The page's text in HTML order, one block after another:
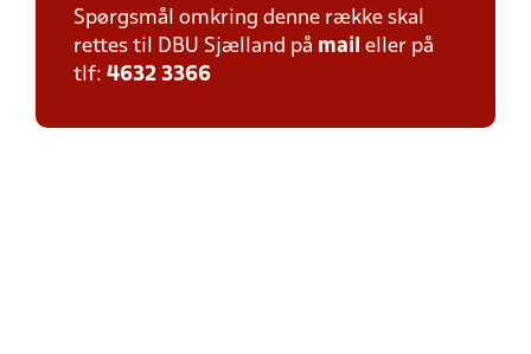
Spørgsmål omkring denne række skal
rettes til DBU Sjælland på mail eller på
tlf: 4632 3366